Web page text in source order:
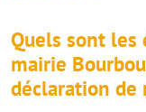
Quels sont les
mairie
déclaration de